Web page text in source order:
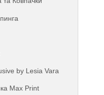
by Lesia Vara
Max Print